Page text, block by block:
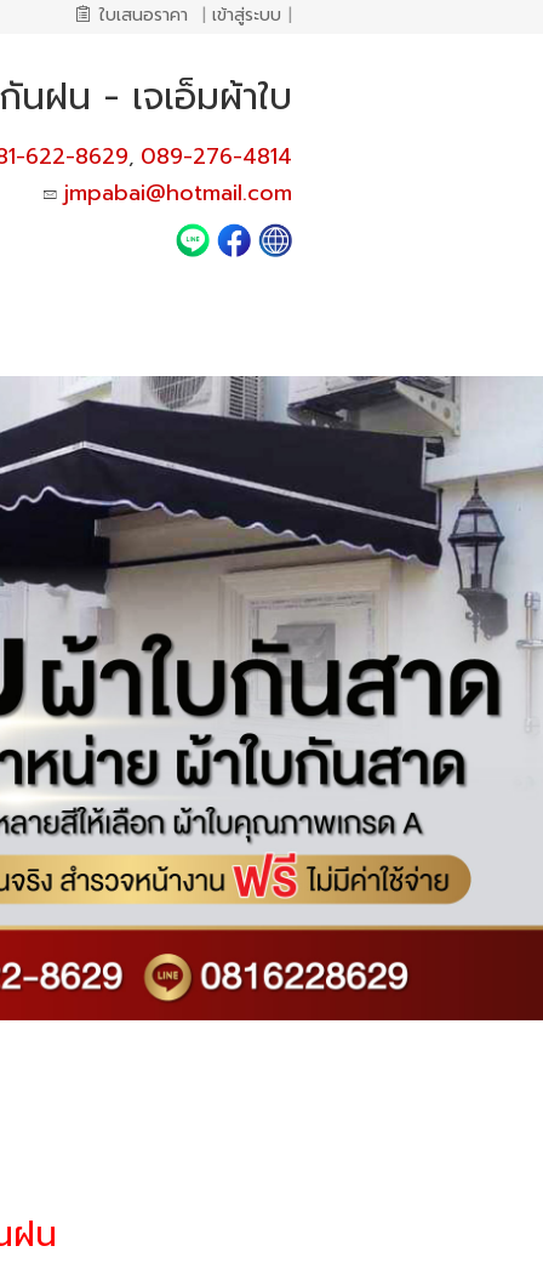
ใบเสนอราคา | เข้าสู่ระบบ |
ฝน - เจเอ็มผ้าใบ
622-8629, 089-276-4814
jmpabai@hotmail.com
ฝน